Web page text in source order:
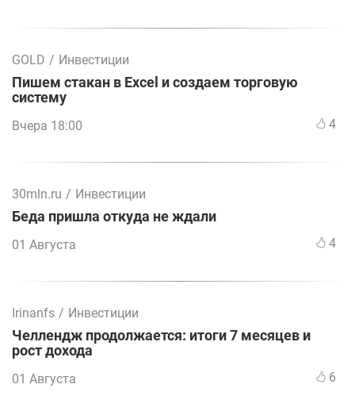
GOLD / Инвестиции
Пишем стакан в Excel и создаем торговую
систему
Вчера 18:00 4
30mln.ru / Инвестиции
Беда пришла откуда не ждали
01 Августа 4
Irinanfs / Инвестиции
Челлендж продолжается: итоги 7 месяцев и
рост дохода
01 Августа 6